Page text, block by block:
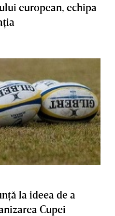
european, echipa
la ideea de a
Cupei